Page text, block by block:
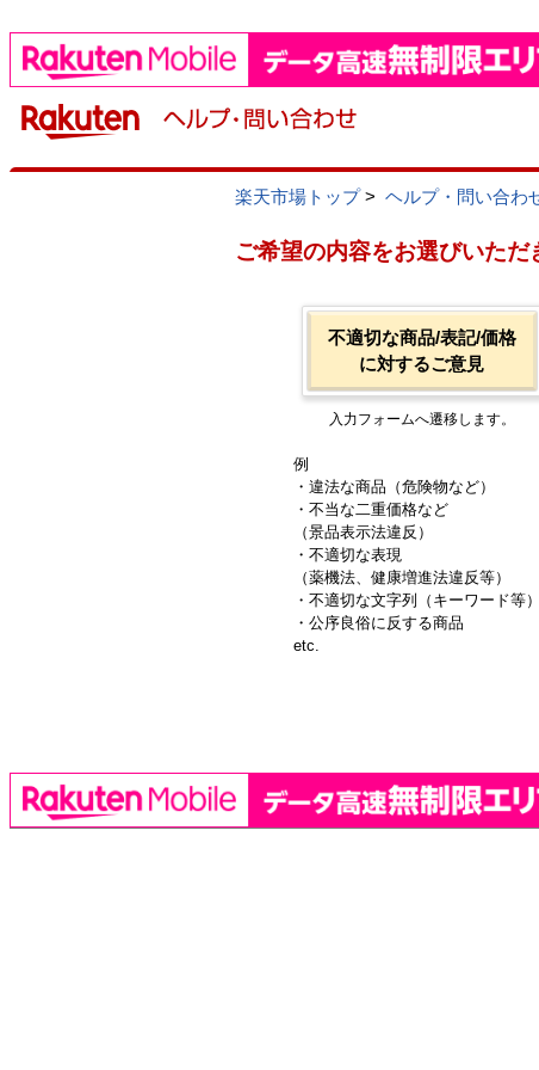
楽天市場トップ> ヘルプ・問い合わ
ご希望の内容をお選びいただ
不適切な商品/表記/価格
に対するご意見
入力フォームへ遷移します。
例
・違法な商品（危険物など）
・不当な二重価格など
（景品表示法違反）
・不適切な表現
（薬機法、健康増進法違反等）
・不適切な文字列（キーワード等）
・公序良俗に反する商品
etc.